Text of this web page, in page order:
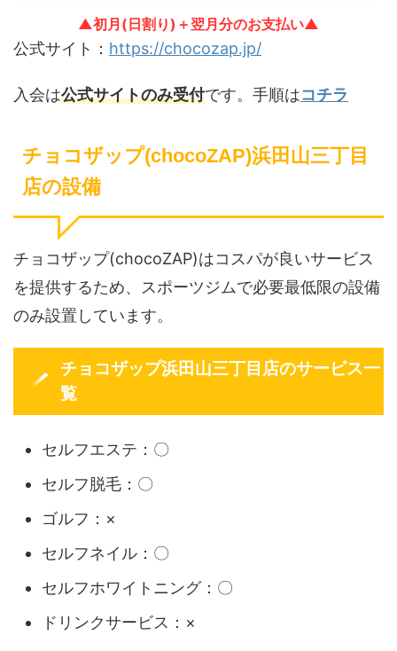
▲初月(日割り)＋翌月分のお支払い▲
公式サイト： https://chocozap.jp/
入会は公式サイトのみ受付です。手順はコチラ
チョコザップ(chocoZAP)浜田山三丁目
店の設備
チョコザップ(chocoZAP)はコスパが良いサービス
を提供するため、スポーツジムで必要最低限の設備
のみ設置しています。
チョコザップ浜田山三丁目店のサービス一
覧
セルフエステ：〇
セルフ脱毛：〇
ゴルフ：×
セルフネイル：〇
セルフホワイトニング：〇
ドリンクサービス：×